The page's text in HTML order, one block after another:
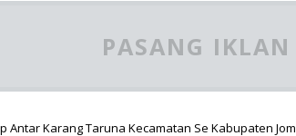
PASANG
Antar Karang Taruna Kecamatan Se Kabupaten